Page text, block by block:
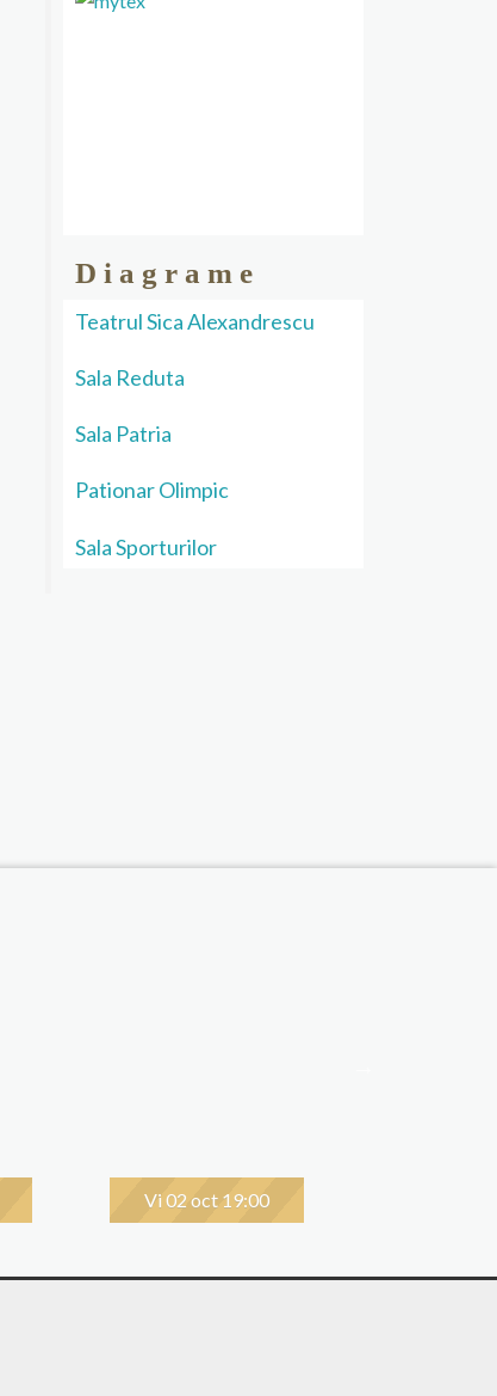
Diagrame
Teatrul Sica Alexandrescu
Sala Reduta
Sala Patria
Pationar Olimpic
Sala Sporturilor
Vi 02 oct 19:00